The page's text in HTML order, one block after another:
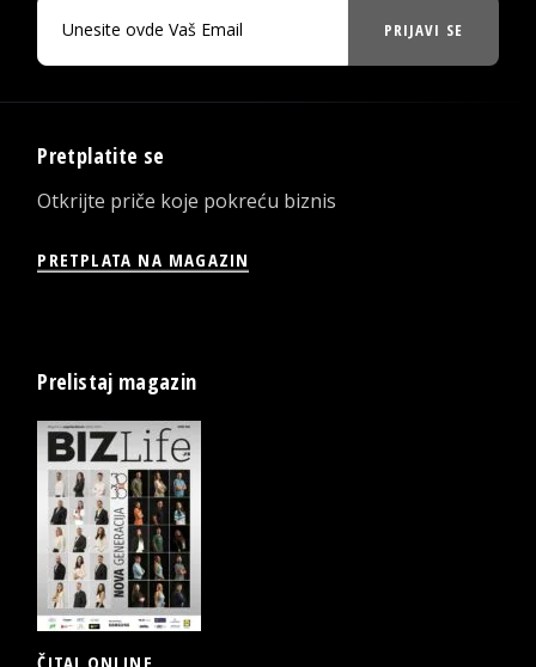
PRIJAVI SE
Pretplatite se
Otkrijte priče koje pokreću biznis
PRETPLATA NA MAGAZIN
Prelistaj magazin
ČITAJ ONLINE